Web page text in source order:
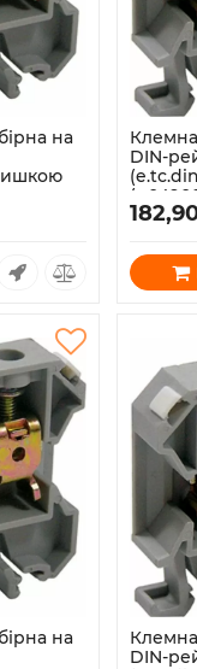
на
DIN-
Артикул:
на
DIN-